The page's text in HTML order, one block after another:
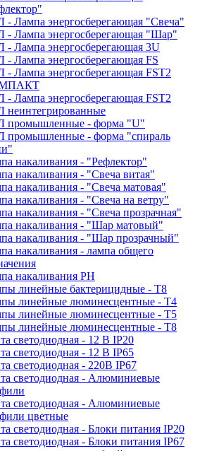
- Лампа энергосберегающая "Свеча"
- Лампа энергосберегающая "Шар"
- Лампа энергосберегающая 3U
- Лампа энергосберегающая FS
- Лампа энергосберегающая FST2
- Лампа энергосберегающая FSТ2
неинтегрированные
промышленные - форма "U"
промышленные - форма "спираль
накаливания - "Рефлектор"
накаливания - "Свеча витая"
накаливания - "Свеча матовая"
накаливания - "Свеча на ветру"
накаливания - "Свеча прозрачная"
накаливания - "Шар матовый"
накаливания - "Шар прозрачный"
накаливания - лампа общего
накаливания РН
линейные бактерицидные - Т8
линейные люминесцентные - Т4
линейные люминесцентные - Т5
линейные люминесцентные - Т8
светодиодная - 12 В IP20
светодиодная - 12 В IP65
светодиодная - 220В IP67
светодиодная - Алюминиевые
светодиодная - Алюминиевые
цветные
светодиодная - Блоки питания IP20
светодиодная - Блоки питания IP67